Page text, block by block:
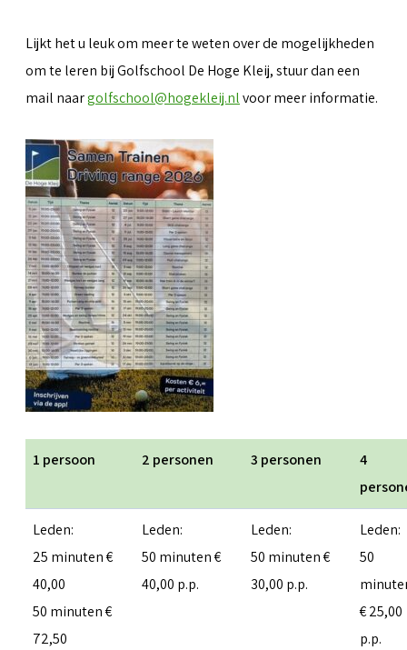
Lijkt het u leuk om meer te weten over de mogelijkheden
om te leren bij Golfschool De Hoge Kleij, stuur dan een
mail naargolfschool@hogekleij.nlvoor meer informatie.
1 persoon 2 personen 3 personen
4
Leden:
25 minuten €
40,00
50 minuten €
72,50
Leden:
50 minuten €
40,00 p.p.
Leden:
50 minuten €
30,00 p.p.
Leden:
50
€ 25,00
p.p.